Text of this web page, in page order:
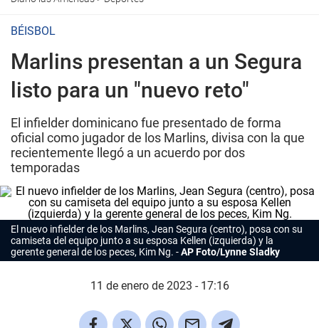
BÉISBOL
Marlins presentan a un Segura
listo para un "nuevo reto"
El infielder dominicano fue presentado de forma
oficial como jugador de los Marlins, divisa con la que
recientemente llegó a un acuerdo por dos
temporadas
El nuevo infielder de los Marlins, Jean Segura (centro), posa con su
camiseta del equipo junto a su esposa Kellen (izquierda) y la
gerente general de los peces, Kim Ng.
AP Foto/Lynne Sladky
11 de enero de 2023 - 17:16